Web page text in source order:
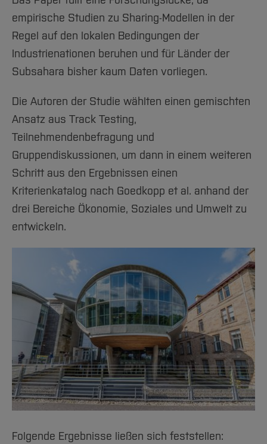
empirische Studien zu Sharing-Modellen in der
Regel auf den lokalen Bedingungen der
Industrienationen beruhen und für Länder der
Subsahara bisher kaum Daten vorliegen.
Die Autoren der Studie wählten einen gemischten
Ansatz aus Track Testing,
Teilnehmendenbefragung und
Gruppendiskussionen, um dann in einem weiteren
Schritt aus den Ergebnissen einen
Kriterienkatalog nach Goedkopp et al. anhand der
drei Bereiche Ökonomie, Soziales und Umwelt zu
entwickeln.
Folgende Ergebnisse ließen sich feststellen: